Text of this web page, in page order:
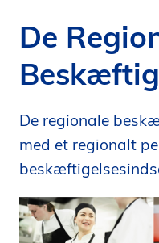
r
n
h
l
d
p
å
s
De
De regionale
med et regionalt